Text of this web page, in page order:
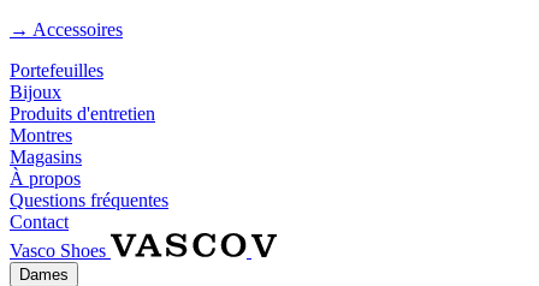
→ Accessoires
Portefeuilles
Bijoux
Produits d'entretien
Montres
Magasins
À propos
Questions fréquentes
Contact
Vasco Shoes
Dames